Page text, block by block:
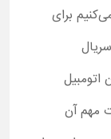
برای
اتومبیل
مهم آن